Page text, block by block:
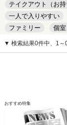
テイクアウト（お持
一人で入りやすい
ファミリー
個室
キッズルーム
▼ 検索結果0件中、1～
おすすめ特集